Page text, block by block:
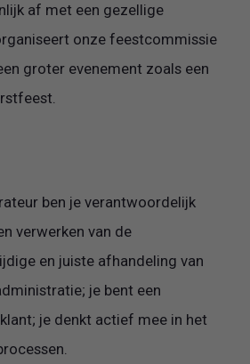
af met een gezellige
onze feestcommissie
groter evenement zoals een
ben je verantwoordelijk
verwerken van de
en juiste afhandeling van
je bent een
je denkt actief mee in het